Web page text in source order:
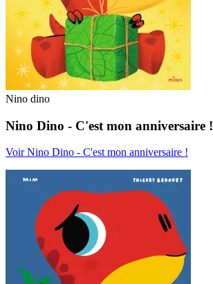
Nino dino
Nino Dino - C'est mon anniversaire !
Voir Nino Dino - C'est mon anniversaire !